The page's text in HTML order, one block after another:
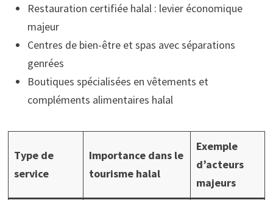
Restauration certifiée halal : levier économique
majeur
Centres de bien-être et spas avec séparations
genrées
Boutiques spécialisées en vêtements et
compléments alimentaires halal
Type de
service
Importance dans le
tourisme halal
Exemple
d’acteurs
majeurs